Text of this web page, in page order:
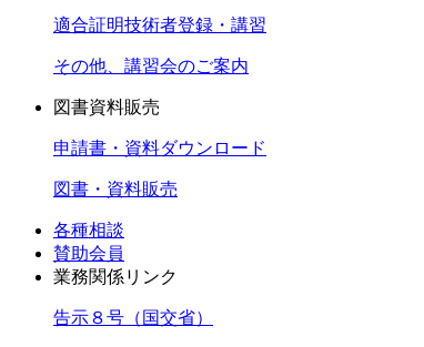
適合証明技術者登録・講習
その他、講習会のご案内
図書資料販売
申請書・資料ダウンロード
図書・資料販売
各種相談
賛助会員
業務関係リンク
告示８号（国交省）